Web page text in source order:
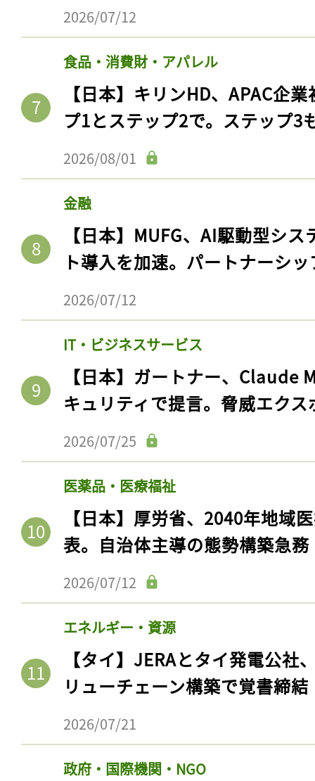
2026/07/12
食品・消費財・アパレル
【日本】キリンHD、APAC企
プ1とステップ2で。ステップ3
2026/08/01
金融
【日本】MUFG、AI駆動型シ
ト導入を加速。パートナーシ
2026/07/12
IT・ビジネスサービス
【日本】ガートナー、Claude
キュリティで提言。脅威エク
2026/07/25
医薬品・医療福祉
【日本】厚労省、2040年地域
表。自治体主導の態勢構築急務
2026/07/12
エネルギー・資源
【タイ】JERAとタイ発電公社
リューチェーン構築で覚書締結
2026/07/21
政府・国際機関・NGO
記事をお気に入りに
ログインが必
会員登録